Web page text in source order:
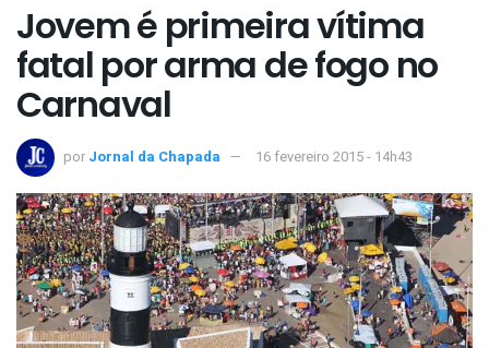
​Jovem é primeira vítima
fatal por arma de fogo no
Carnaval
por Jornal da Chapada 16 fevereiro 2015 - 14h43